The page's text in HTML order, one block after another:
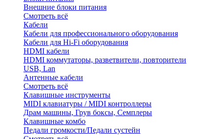
Внешние блоки питания
Смотреть всё
Кабели
Кабели для профессионального оборудования
Кабели для Hi-Fi оборудования
HDMI кабели
HDMI коммутаторы, разветвители, повторители
USB, Lan
Антенные кабели
Смотреть всё
Клавишные инструменты
MIDI клавиатуры / MIDI контроллеры
Драм машины, Грув боксы, Семплеры
Клавишные комбо
Педали громкости/Педали сустейн